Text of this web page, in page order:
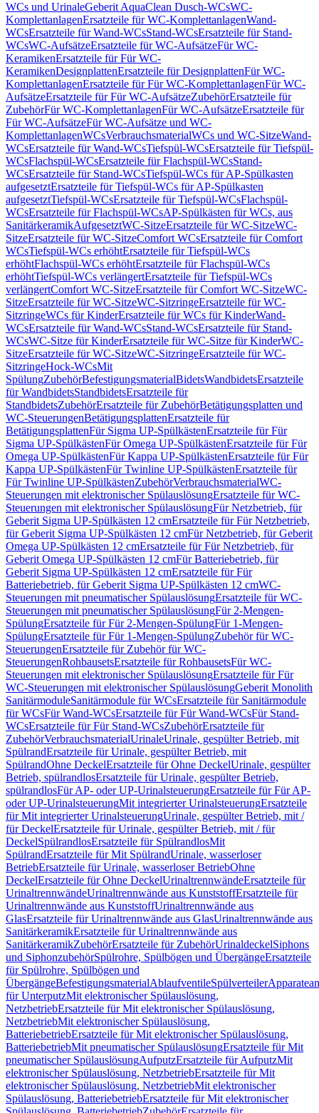
WCs und UrinaleGeberit AquaClean Dusch-WCsWC-
KomplettanlagenErsatzteile für WC-KomplettanlagenWand-
WCsErsatzteile für Wand-WCsStand-WCsErsatzteile für Stand-
WCsWC-AufsätzeErsatzteile für WC-AufsätzeFür WC-
KeramikenErsatzteile für Für WC-
KeramikenDesignplattenErsatzteile für DesignplattenFür WC-
KomplettanlagenErsatzteile für Für WC-KomplettanlagenFür WC-
AufsätzeErsatzteile für Für WC-AufsätzeZubehörErsatzteile für
ZubehörFür WC-KomplettanlagenFür WC-AufsätzeErsatzteile für
Für WC-AufsätzeFür WC-Aufsätze und WC-
KomplettanlagenWCsVerbrauchsmaterialWCs und WC-SitzeWand-
WCsErsatzteile für Wand-WCsTiefspül-WCsErsatzteile für Tiefspül-
WCsFlachspül-WCsErsatzteile für Flachspül-WCsStand-
WCsErsatzteile für Stand-WCsTiefspül-WCs für AP-Spülkasten
aufgesetztErsatzteile für Tiefspül-WCs für AP-Spülkasten
aufgesetztTiefspül-WCsErsatzteile für Tiefspül-WCsFlachspül-
WCsErsatzteile für Flachspül-WCsAP-Spülkästen für WCs, aus
SanitärkeramikAufgesetztWC-SitzeErsatzteile für WC-SitzeWC-
SitzeErsatzteile für WC-SitzeComfort WCsErsatzteile für Comfort
WCsTiefspül-WCs erhöhtErsatzteile für Tiefspül-WCs
erhöhtFlachspül-WCs erhöhtErsatzteile für Flachspül-WCs
erhöhtTiefspül-WCs verlängertErsatzteile für Tiefspül-WCs
verlängertComfort WC-SitzeErsatzteile für Comfort WC-SitzeWC-
SitzeErsatzteile für WC-SitzeWC-SitzringeErsatzteile für WC-
SitzringeWCs für KinderErsatzteile für WCs für KinderWand-
WCsErsatzteile für Wand-WCsStand-WCsErsatzteile für Stand-
WCsWC-Sitze für KinderErsatzteile für WC-Sitze für KinderWC-
SitzeErsatzteile für WC-SitzeWC-SitzringeErsatzteile für WC-
SitzringeHock-WCsMit
SpülungZubehörBefestigungsmaterialBidetsWandbidetsErsatzteile
für WandbidetsStandbidetsErsatzteile für
StandbidetsZubehörErsatzteile für ZubehörBetätigungsplatten und
WC-SteuerungenBetätigungsplattenErsatzteile für
BetätigungsplattenFür Sigma UP-SpülkästenErsatzteile für Für
Sigma UP-SpülkästenFür Omega UP-SpülkästenErsatzteile für Für
Omega UP-SpülkästenFür Kappa UP-SpülkästenErsatzteile für Für
Kappa UP-SpülkästenFür Twinline UP-SpülkästenErsatzteile für
Für Twinline UP-SpülkästenZubehörVerbrauchsmaterialWC-
Steuerungen mit elektronischer SpülauslösungErsatzteile für WC-
Steuerungen mit elektronischer SpülauslösungFür Netzbetrieb, für
Geberit Sigma UP-Spülkästen 12 cmErsatzteile für Für Netzbetrieb,
für Geberit Sigma UP-Spülkästen 12 cmFür Netzbetrieb, für Geberit
Omega UP-Spülkästen 12 cmErsatzteile für Für Netzbetrieb, für
Geberit Omega UP-Spülkästen 12 cmFür Batteriebetrieb, für
Geberit Sigma UP-Spülkästen 12 cmErsatzteile für Für
Batteriebetrieb, für Geberit Sigma UP-Spülkästen 12 cmWC-
Steuerungen mit pneumatischer SpülauslösungErsatzteile für WC-
Steuerungen mit pneumatischer SpülauslösungFür 2-Mengen-
SpülungErsatzteile für Für 2-Mengen-SpülungFür 1-Mengen-
SpülungErsatzteile für Für 1-Mengen-SpülungZubehör für WC-
SteuerungenErsatzteile für Zubehör für WC-
SteuerungenRohbausetsErsatzteile für RohbausetsFür WC-
Steuerungen mit elektronischer SpülauslösungErsatzteile für Für
WC-Steuerungen mit elektronischer SpülauslösungGeberit Monolith
SanitärmoduleSanitärmodule für WCsErsatzteile für Sanitärmodule
für WCsFür Wand-WCsErsatzteile für Für Wand-WCsFür Stand-
WCsErsatzteile für Für Stand-WCsZubehörErsatzteile für
ZubehörVerbrauchsmaterialUrinaleUrinale, gespülter Betrieb, mit
SpülrandErsatzteile für Urinale, gespülter Betrieb, mit
SpülrandOhne DeckelErsatzteile für Ohne DeckelUrinale, gespülter
Betrieb, spülrandlosErsatzteile für Urinale, gespülter Betrieb,
spülrandlosFür AP- oder UP-UrinalsteuerungErsatzteile für Für AP-
oder UP-UrinalsteuerungMit integrierter UrinalsteuerungErsatzteile
für Mit integrierter UrinalsteuerungUrinale, gespülter Betrieb, mit /
für DeckelErsatzteile für Urinale, gespülter Betrieb, mit / für
DeckelSpülrandlosErsatzteile für SpülrandlosMit
SpülrandErsatzteile für Mit SpülrandUrinale, wasserloser
BetriebErsatzteile für Urinale, wasserloser BetriebOhne
DeckelErsatzteile für Ohne DeckelUrinaltrennwändeErsatzteile für
UrinaltrennwändeUrinaltrennwände aus KunststoffErsatzteile für
Urinaltrennwände aus KunststoffUrinaltrennwände aus
GlasErsatzteile für Urinaltrennwände aus GlasUrinaltrennwände aus
SanitärkeramikErsatzteile für Urinaltrennwände aus
SanitärkeramikZubehörErsatzteile für ZubehörUrinaldeckelSiphons
und SiphonzubehörSpülrohre, Spülbögen und ÜbergängeErsatzteile
für Spülrohre, Spülbögen und
ÜbergängeBefestigungsmaterialAblaufventileSpülverteiler
für UnterputzMit elektronischer Spülauslösung,
NetzbetriebErsatzteile für Mit elektronischer Spülauslösung,
NetzbetriebMit elektronischer Spülauslösung,
BatteriebetriebErsatzteile für Mit elektronischer Spülauslösung,
BatteriebetriebMit pneumatischer SpülauslösungErsatzteile für Mit
pneumatischer SpülauslösungAufputzErsatzteile für AufputzMit
elektronischer Spülauslösung, NetzbetriebErsatzteile für Mit
elektronischer Spülauslösung, NetzbetriebMit elektronischer
Spülauslösung, BatteriebetriebErsatzteile für Mit elektronischer